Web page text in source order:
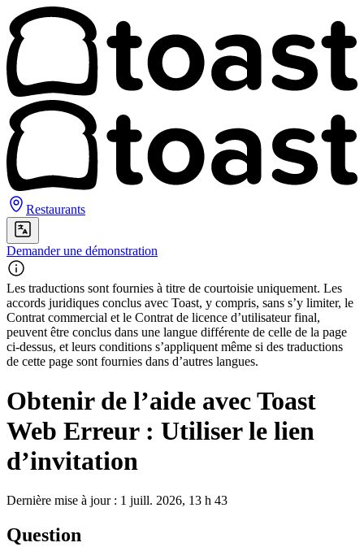
Restaurants
Demander une démonstration
Les traductions sont fournies à titre de courtoisie uniquement. Les
accords juridiques conclus avec Toast, y compris, sans s’y limiter, le
Contrat commercial et le Contrat de licence d’utilisateur final,
peuvent être conclus dans une langue différente de celle de la page
ci-dessus, et leurs conditions s’appliquent même si des traductions
de cette page sont fournies dans d’autres langues.
Obtenir de l’aide avec Toast
Web Erreur : Utiliser le lien
d’invitation
Dernière mise à jour : 1 juill. 2026, 13 h 43
Question